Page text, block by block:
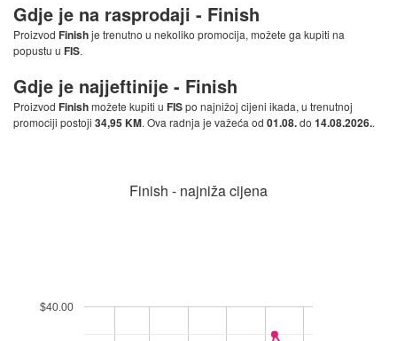
Gdje je na rasprodaji - Finish
Proizvod Finishje trenutno u nekoliko promocija, možete ga kupiti na
popustu u FIS.
Gdje je najjeftinije - Finish
Proizvod Finishmožete kupiti u FISpo najnižoj cijeni ikada, u trenutnoj
promociji postoji 34,95 KM. Ova radnja je važeća od 01.08.do 14.08.2026..
Finish - najniža cijena
$40.00